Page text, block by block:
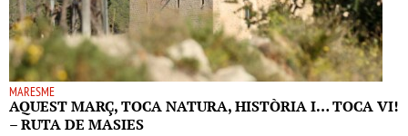
MARESME
AQUEST MARÇ, TOCA NATURA, HISTÒRIA I… TOCA VI!
– RUTA DE MASIES